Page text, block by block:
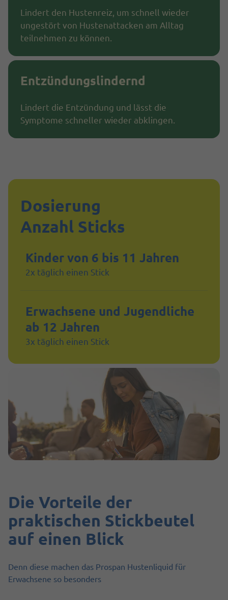
Lindert den Hustenreiz, um schnell wieder
ungestört von Hustenattacken am Alltag
teilnehmen zu können.
Entzündungslindernd
Lindert die Entzündung und lässt die
Symptome schneller wieder abklingen.
Dosierung
Anzahl Sticks
Kinder von 6 bis 11 Jahren
2x täglich einen Stick
Erwachsene und Jugendliche
ab 12 Jahren
3x täglich einen Stick
Die Vorteile der
praktischen Stickbeutel
auf einen Blick
Denn diese machen das Prospan Hustenliquid für
Erwachsene so besonders